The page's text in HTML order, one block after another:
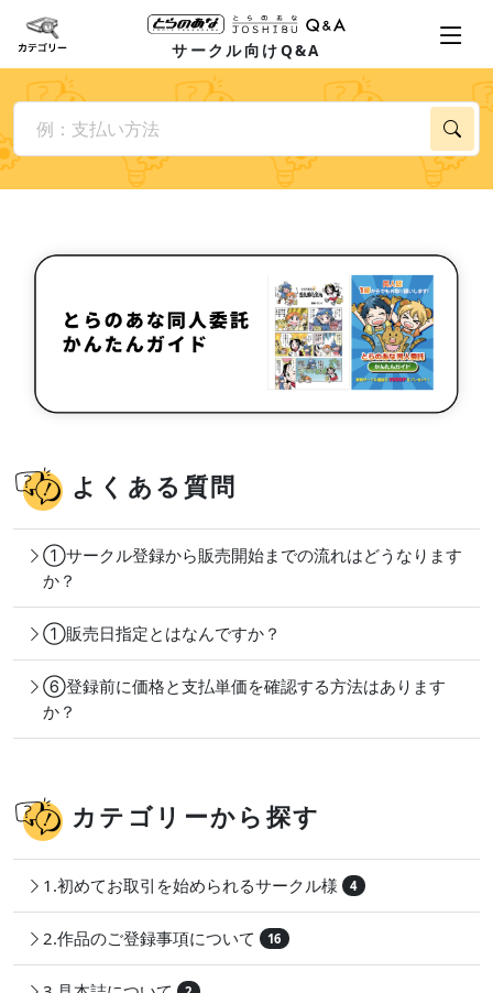
サークル向けQ&A
よくある質問
①サークル登録から販売開始までの流れはどうなります
か？
①販売日指定とはなんですか？
⑥登録前に価格と支払単価を確認する方法はあります
か？
カテゴリーから探す
1.初めてお取引を始められるサークル様 4
2.作品のご登録事項について 16